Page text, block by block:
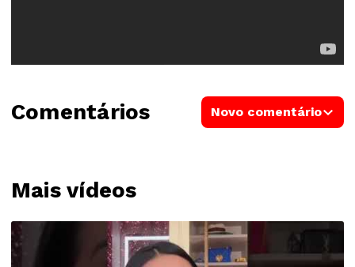
Mais vídeos
Comentários Novo comentário